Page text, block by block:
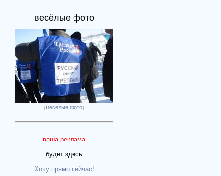
весёлые фото
[Весёлые фото]
ваша реклама
будет здесь
Хочу прямо сейчас!